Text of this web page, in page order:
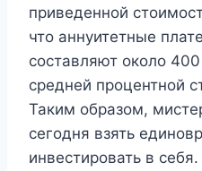
приведенной
что аннуитетные
составляют около
средней процентной
Таким образом,
сегодня взять
инвестировать в себя.